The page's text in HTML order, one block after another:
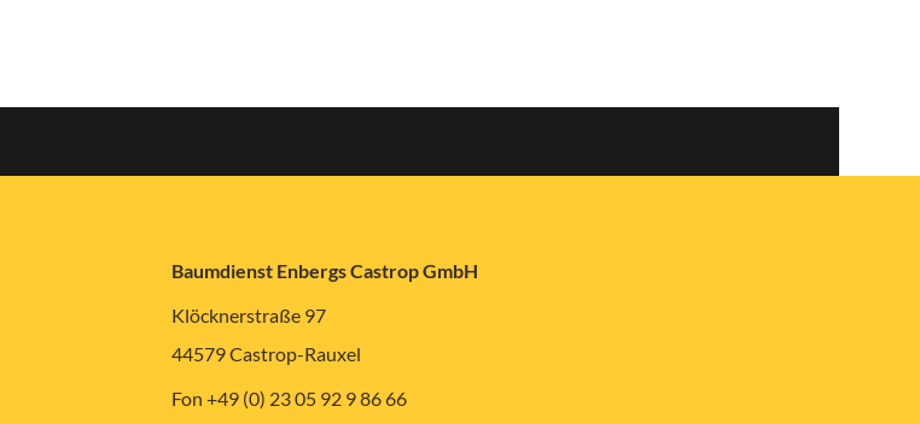
Baumdienst Enbergs Castrop GmbH
Klöcknerstraße 97
44579 Castrop-Rauxel
Fon +49 (0) 23 05 92 9 86 66